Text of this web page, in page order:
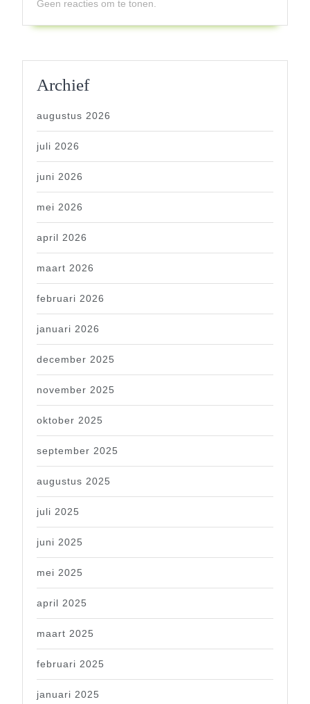
Geen reacties om te tonen.
Archief
augustus 2026
juli 2026
juni 2026
mei 2026
april 2026
maart 2026
februari 2026
januari 2026
december 2025
november 2025
oktober 2025
september 2025
augustus 2025
juli 2025
juni 2025
mei 2025
april 2025
maart 2025
februari 2025
januari 2025